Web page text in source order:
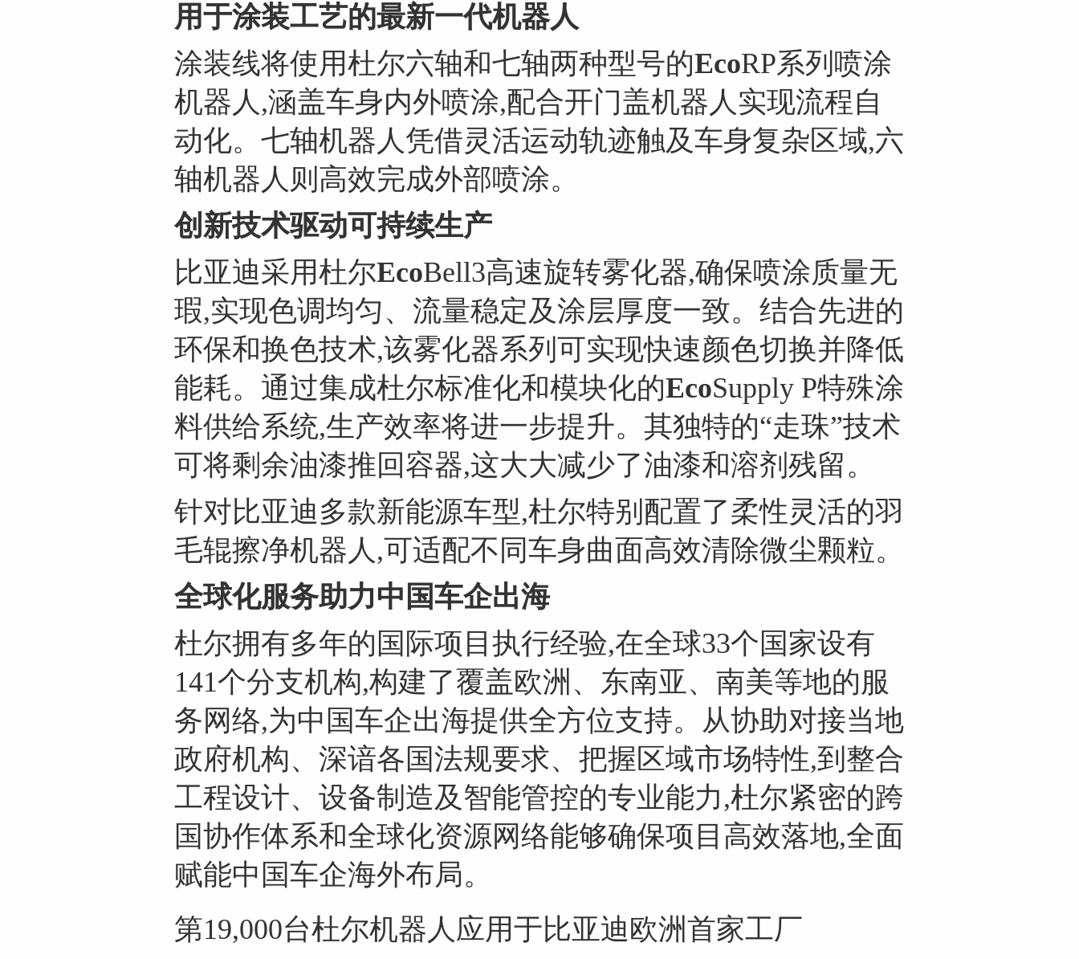
用于涂装工艺的最新一代机器人
涂装线将使用杜尔六轴和七轴两种型号的EcoRP系列喷涂
机器人,涵盖车身内外喷涂,配合开门盖机器人实现流程自
动化。七轴机器人凭借灵活运动轨迹触及车身复杂区域,六
轴机器人则高效完成外部喷涂。
创新技术驱动可持续生产
比亚迪采用杜尔EcoBell3高速旋转雾化器,确保喷涂质量无
瑕,实现色调均匀、流量稳定及涂层厚度一致。结合先进的
环保和换色技术,该雾化器系列可实现快速颜色切换并降低
能耗。通过集成杜尔标准化和模块化的EcoSupply P特殊涂
料供给系统,生产效率将进一步提升。其独特的“走珠”技术
可将剩余油漆推回容器,这大大减少了油漆和溶剂残留。
针对比亚迪多款新能源车型,杜尔特别配置了柔性灵活的羽
毛辊擦净机器人,可适配不同车身曲面高效清除微尘颗粒。
全球化服务助力中国车企出海
杜尔拥有多年的国际项目执行经验,在全球33个国家设有
141个分支机构,构建了覆盖欧洲、东南亚、南美等地的服
务网络,为中国车企出海提供全方位支持。从协助对接当地
政府机构、深谙各国法规要求、把握区域市场特性,到整合
工程设计、设备制造及智能管控的专业能力,杜尔紧密的跨
国协作体系和全球化资源网络能够确保项目高效落地,全面
赋能中国车企海外布局。
第19,000台杜尔机器人应用于比亚迪欧洲首家工厂